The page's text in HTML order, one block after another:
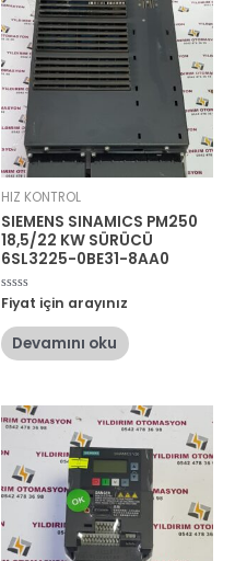
HIZ KONTROL
SIEMENS SINAMICS PM250
18,5/22 KW SÜRÜCÜ
6SL3225-0BE31-8AA0
5
üzerinden
oy
aldı
Fiyat için arayınız
Devamını oku